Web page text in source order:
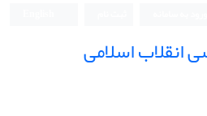
انقلاب اسلامی